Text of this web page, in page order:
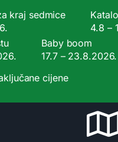
kraj sedmice
4.8 –
Baby boom
17.7 – 23.8.2026.
cijene